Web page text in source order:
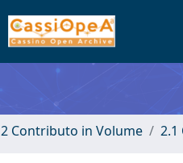
2 Contributo in Volume 2.1